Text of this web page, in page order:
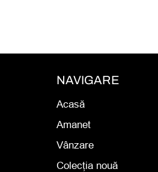
NAVIGARE
Acasă
Amanet
Vânzare
Colecția nouă